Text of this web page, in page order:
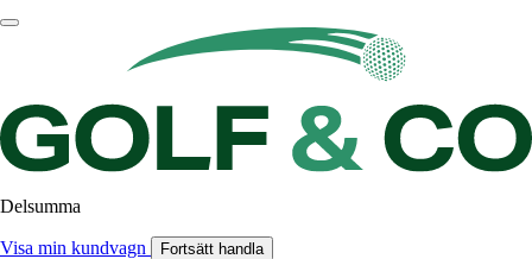
Delsumma
Visa min kundvagn Fortsätt handla